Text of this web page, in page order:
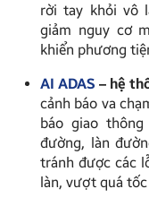
rời tay khỏi vô
giảm nguy cơ
khiển phương
AI ADAS – hệ
cảnh báo va
báo giao
đường, làn
tránh được các
làn, vượt quá